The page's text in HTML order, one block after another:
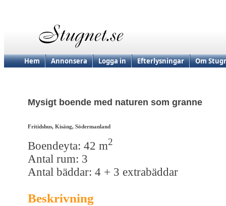
Hem Annonsera Logga in Efterlysningar Om
Mysigt boende med naturen som granne
Fritidshus, Kisäng, Södermanland
Boendeyta: 42 m2
Antal rum: 3
Antal bäddar: 4 + 3 extrabäddar
Beskrivning